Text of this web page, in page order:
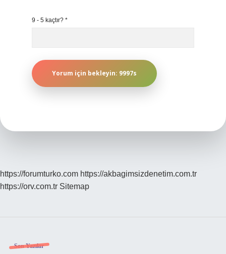
9 - 5 kaçtır? *
https://forumturko.com https://akbagimsizdenetim.com.tr
https://orv.com.tr Sitemap
Son Yazılar